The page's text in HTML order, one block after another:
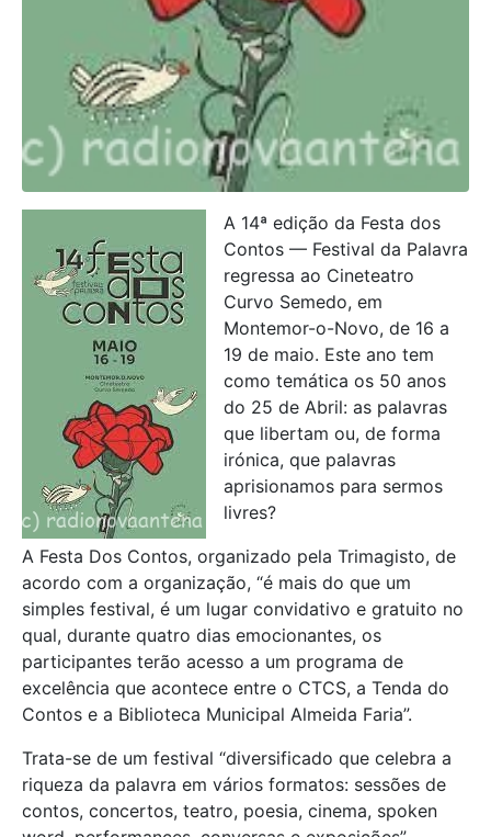
A 14ª edição da Festa dos
Contos — Festival da Palavra
regressa ao Cineteatro
Curvo Semedo, em
Montemor-o-Novo, de 16 a
19 de maio. Este ano tem
como temática os 50 anos
do 25 de Abril: as palavras
que libertam ou, de forma
irónica, que palavras
aprisionamos para sermos
livres?
A Festa Dos Contos, organizado pela Trimagisto, de
acordo com a organização, “é mais do que um
simples festival, é um lugar convidativo e gratuito no
qual, durante quatro dias emocionantes, os
participantes terão acesso a um programa de
excelência que acontece entre o CTCS, a Tenda do
Contos e a Biblioteca Municipal Almeida Faria”.
Trata-se de um festival “diversificado que celebra a
riqueza da palavra em vários formatos: sessões de
contos, concertos, teatro, poesia, cinema, spoken